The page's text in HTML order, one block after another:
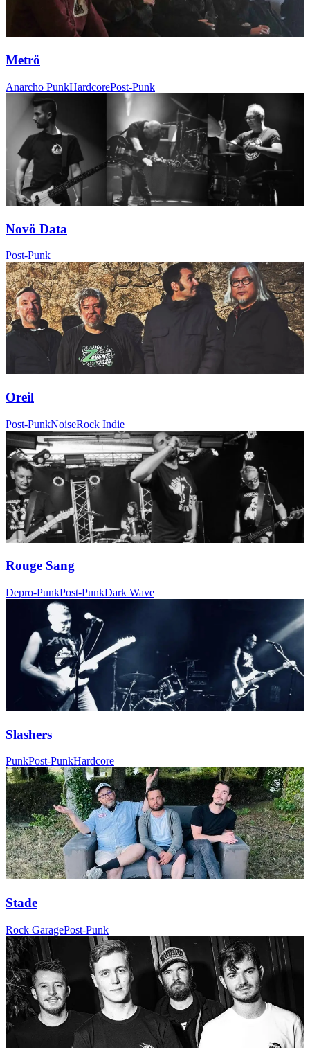
Metrö
Anarcho PunkHardcorePost-Punk
Novö Data
Post-Punk
Oreil
Post-PunkNoiseRock Indie
Rouge Sang
Depro-PunkPost-PunkDark Wave
Slashers
PunkPost-PunkHardcore
Stade
Rock GaragePost-Punk